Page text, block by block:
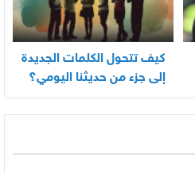
كيف تتحول الكلمات الجديدة
إلى جزء من حديثنا اليومي؟